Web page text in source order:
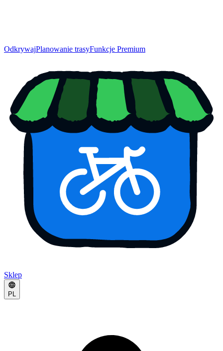
OdkrywajPlanowanie trasyFunkcje Premium
Sklep
PL